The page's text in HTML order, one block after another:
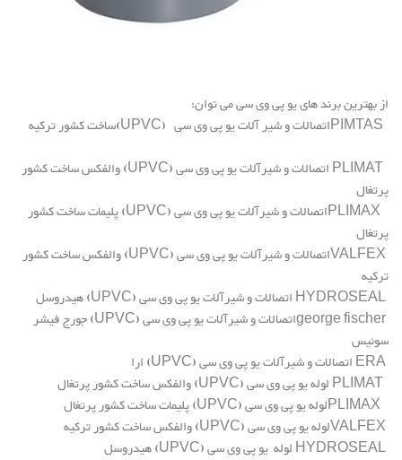
از بهترین برند های یو پی وی سی می توان:
PIMTASاتصالات و شیر آلات یو پی وی سی (UPVC)ساخت کشور ترکیه
PLIMATاتصالات و شیرآلات یو پی وی سی(UPVC)والفکس ساخت کشور
پرتغال
PLIMAXاتصالات و شیرآلات یو پی وی سی(UPVC)پلیمات ساخت کشور
پرتغال
VALFEXاتصالات و شیرآلات یو پی وی سی(UPVC)والفکس ساخت کشور
ترکیه
HYDROSEALاتصالات و شیرآلات یو پی وی سی(UPVC)هیدروسل
george fischerاتصالات و شیرآلات یو پی وی سی(UPVC)جورج فیشر
سوئیس
ERAاتصالات و شیرآلات یو پی وی سی(UPVC)ارا
PLIMATلوله یو پی وی سی(UPVC)والفکس ساخت کشور پرتغال
PLIMAXلوله یو پی وی سی(UPVC)پلیمات ساخت کشور پرتغال
VALFEXلوله یو پی وی سی(UPVC)والفکس ساخت کشور ترکیه
HYDROSEALلوله یو پی وی سی(UPVC)هیدروسل